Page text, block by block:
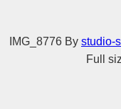
IMG_8776 By studio-
Full